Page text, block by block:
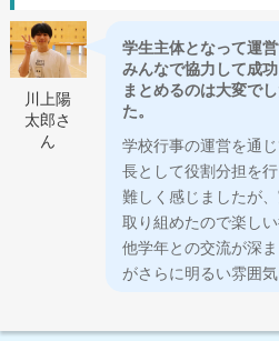
学生主体となって運
みんなで協力して成
まとめるのは大変で
た。
学校行事の運営を通
長として役割分担を
難しく感じましたが
取り組めたので楽し
他学年との交流が深
がさらに明るい雰囲
川上陽
太郎さ
ん